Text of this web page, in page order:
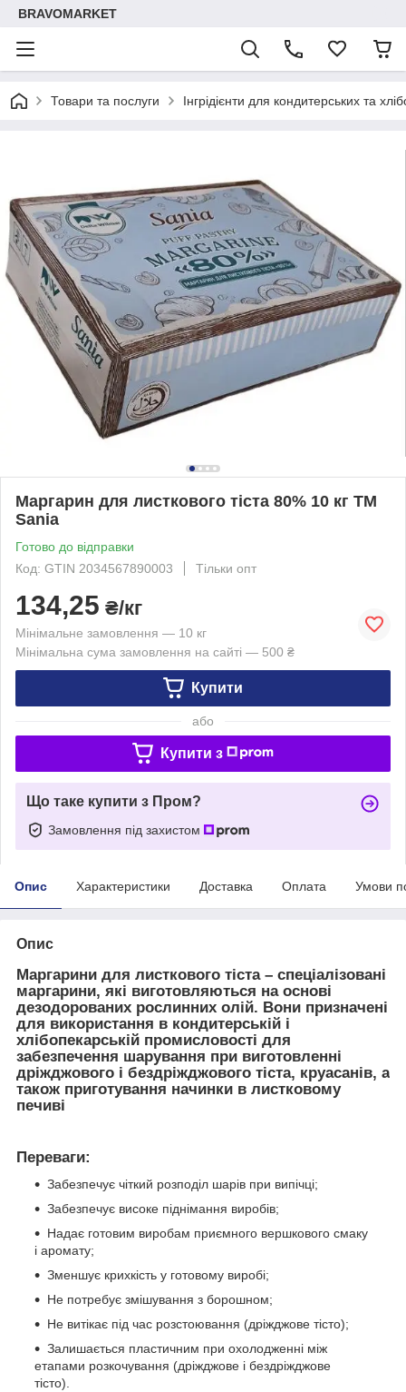
BRAVOMARKET
Товари та послуги Інгрідієнти для кондитерських та
Маргарин для листкового тіста 80% 10 кг ТМ
Sania
Готово до відправки
Код: GTIN 2034567890003
Тільки опт
134,25 ₴/кг
Мінімальне замовлення — 10 кг
Мінімальна сума замовлення на сайті — 500 ₴
Купити
або
Купити з
Що таке купити з Пром?
Замовлення під захистом
Опис Характеристики Доставка Оплата Умови
Опис
Маргарини для листкового тіста – спеціалізовані
маргарини, які виготовляються на основі
дезодорованих рослинних олій. Вони призначені
для використання в кондитерській і
хлібопекарській промисловості для
забезпечення шарування при виготовленні
дріжджового і бездріжджового тіста, круасанів, а
також приготування начинки в листковому
печиві
Переваги:
Забезпечує чіткий розподіл шарів при випічці;
Забезпечує високе піднімання виробів;
Надає готовим виробам приємного вершкового смаку
і аромату;
Зменшує крихкість у готовому виробі;
Не потребує змішування з борошном;
Не витікає під час розстоювання (дріжджове тісто);
Залишається пластичним при охолодженні між
етапами розкочування (дріжджове і бездріжджове
тісто).